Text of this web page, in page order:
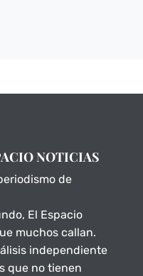
NOTICIAS
de
El Espacio
muchos callan.
independiente
que no tienen